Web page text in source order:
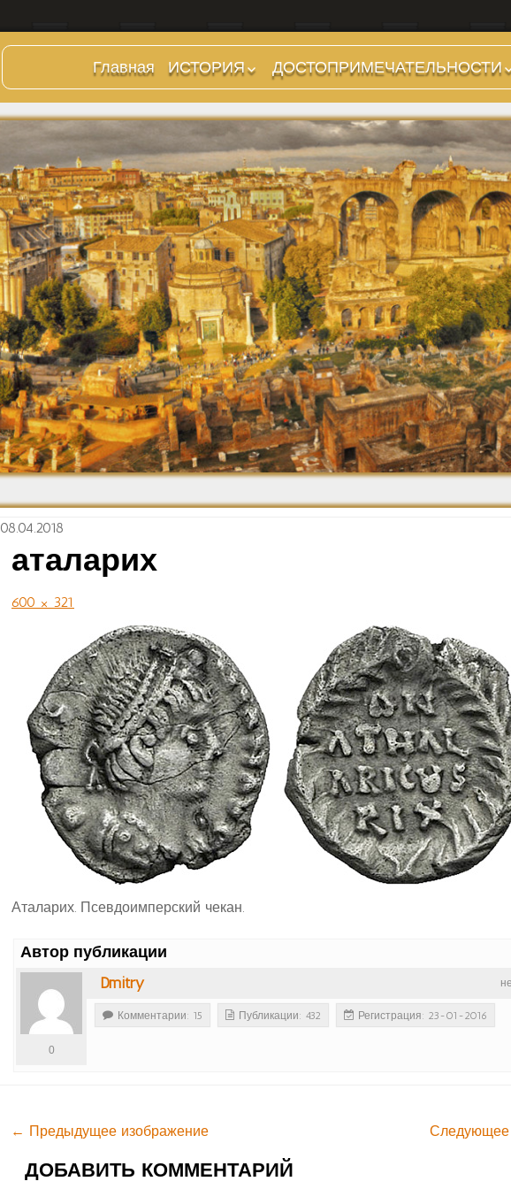
Главная
ИСТОРИЯ
Предыстория
Царский период
(753-509 гг до н.э.)
Ранняя Республика
(509-265 гг до н.э.)
Поздняя Республика
(264-27 гг до н.э.)
Империя. Принципат
(27 г до н.э. — 284 г
н.э.)
Империя. Доминат
(284-476 гг)
Темные Века. Готы
Темные Века.
Экзархат
Средневековье
Возрождение и
Барокко
ДОСТОПРИМЕЧАТЕЛЬНОСТИ
Холмы и остров.
Районы
Форумы, Площади,
Дороги
Стадионы, Термы
Музеи
Дохристианские
храмы
Христианские храмы,
базилики etc.
Дворцы
Арки, колонны и
обелиски
Фонтаны
08.04.2018
аталарих
600 × 321
Аталарих. Псевдоимперский чекан.
Автор публикации
Dmitry
0
Комментарии: 15 Публикации: 432 Регистрация: 23-01-2016
← Предыдущее изображение Следующее
ДОБАВИТЬ КОММЕНТАРИЙ